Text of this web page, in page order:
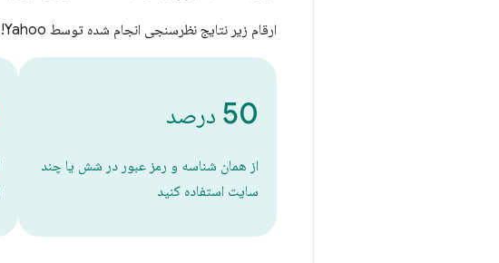
ارقام زیر نتایج نظرسنجی انجام شده توسط Yahoo! ژاپن.
50 درصد
از همان شناسه و رمز عبور در شش یا چند
سایت استفاده کنید